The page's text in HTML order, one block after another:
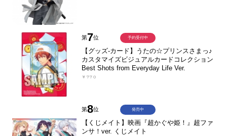
第7位
【グッズ-カード】うたの☆プリンスさまっ♪
カスタマイズビジュアルカードコレクション
Best Shots from Everyday Life Ver.
￥770
予約受付中
第8位
【くじメイト】映画『超かぐや姫！』超ファ
ンサ！ver. くじメイト
発売中